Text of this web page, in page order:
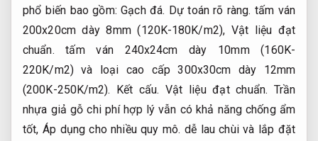
phổ biến bao gồm:Gạch đá. Dự toán rõ ràng. tấm ván
200x20cm dày 8mm (120K-180K/m2), Vật liệu đạt
chuẩn. tấm ván 240x24cm dày 10mm (160K-
220K/m2) và loại cao cấp 300x30cm dày 12mm
(200K-250K/m2). Kết cấu. Vật liệu đạt chuẩn. Trần
nhựa giả gỗ chi phí hợp lý vẫn có khả năng chống ẩm
tốt, Áp dụng cho nhiều quy mô. dễ lau chùi và lắp đặt